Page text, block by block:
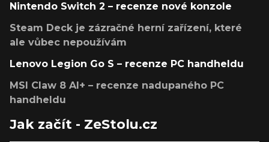
Nintendo Switch 2 – recenze nové konzole
Steam Deck je zázračné herní zařízení, které
ale vůbec nepoužívám
Lenovo Legion Go S – recenze PC handheldu
MSI Claw 8 AI+ – recenze nadupaného PC
handheldu
Jak začít - ZeStolu.cz